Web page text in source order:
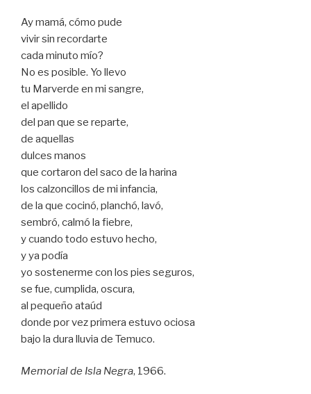
Ay mamá, cómo pude
vivir sin recordarte
cada minuto mío?
No es posible. Yo llevo
tu Marverde en mi sangre,
el apellido
del pan que se reparte,
de aquellas
dulces manos
que cortaron del saco de la harina
los calzoncillos de mi infancia,
de la que cocinó, planchó, lavó,
sembró, calmó la fiebre,
y cuando todo estuvo hecho,
y ya podía
yo sostenerme con los pies seguros,
se fue, cumplida, oscura,
al pequeño ataúd
donde por vez primera estuvo ociosa
bajo la dura lluvia de Temuco.
Memorial de Isla Negra, 1966.